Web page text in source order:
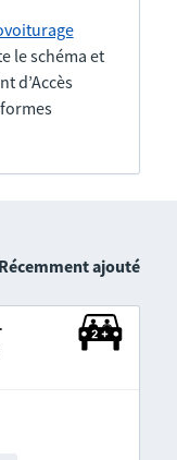
le schéma et
d’Accès
Récemment ajouté